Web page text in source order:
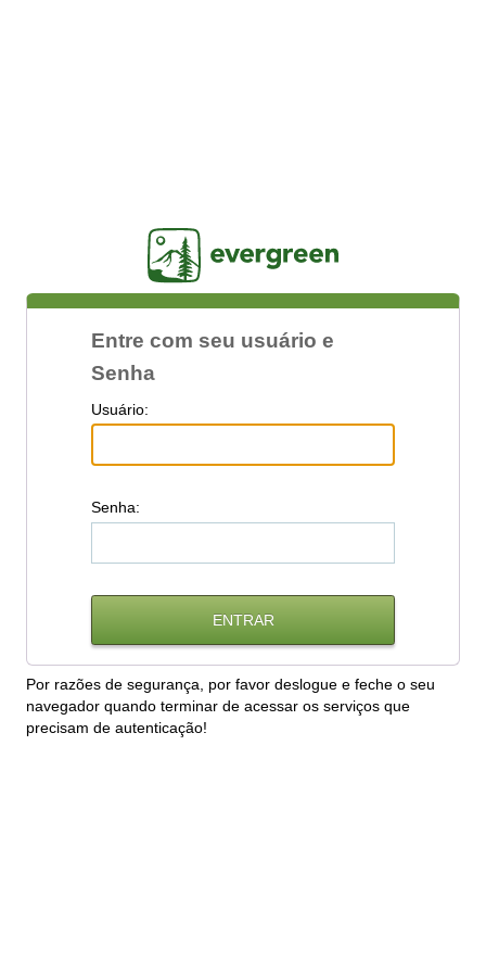
Entre com seu usuário e
Senha
Usuário:
Senha:
Por razões de segurança, por favor deslogue e feche o seu
navegador quando terminar de acessar os serviços que
precisam de autenticação!